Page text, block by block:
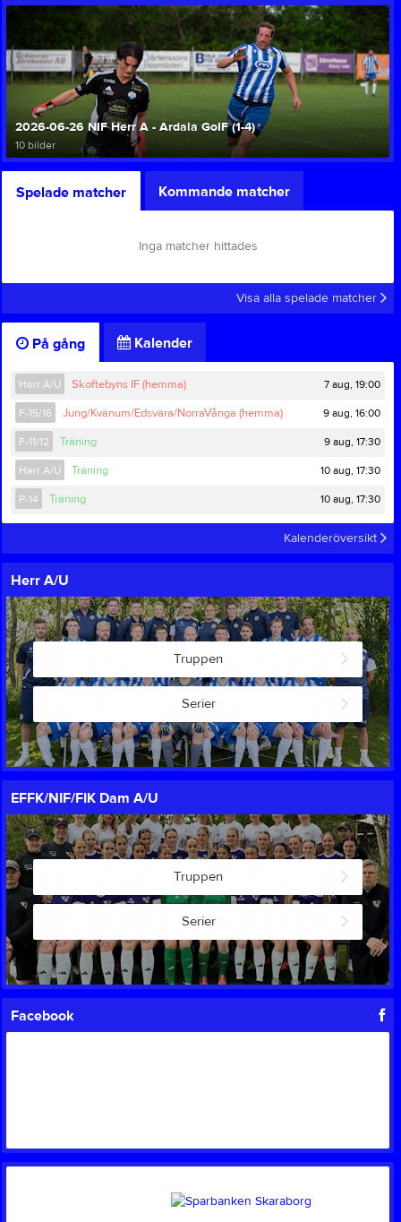
2026-06-26 NIF Herr A - Ardala GoIF (1-4)
10 bilder
Spelade matcher Kommande matcher
Inga matcher hittades
Visa alla spelade matcher
På gång Kalender
Herr A/U Skoftebyns IF (hemma) 7 aug, 19:00
F-15/16 Jung/Kvänum/Edsvära/NorraVånga (hemma) 9 aug, 16:00
F-11/12 Träning 9 aug, 17:30
Herr A/U Träning 10 aug, 17:30
P-14 Träning 10 aug, 17:30
Kalenderöversikt
Herr A/U
Truppen
Serier
EFFK/NIF/FIK Dam A/U
Truppen
Serier
Facebook